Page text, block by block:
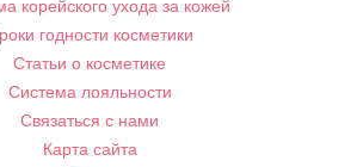
корейского ухода за кожей
годности косметики
Статьи о косметике
Система лояльности
Связаться с нами
Карта сайта